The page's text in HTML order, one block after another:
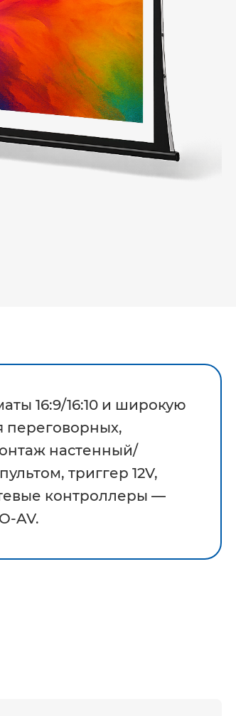
16:9/16:10 и широкую
переговорных,
настенный/
триггер 12V,
контроллеры —
AV.